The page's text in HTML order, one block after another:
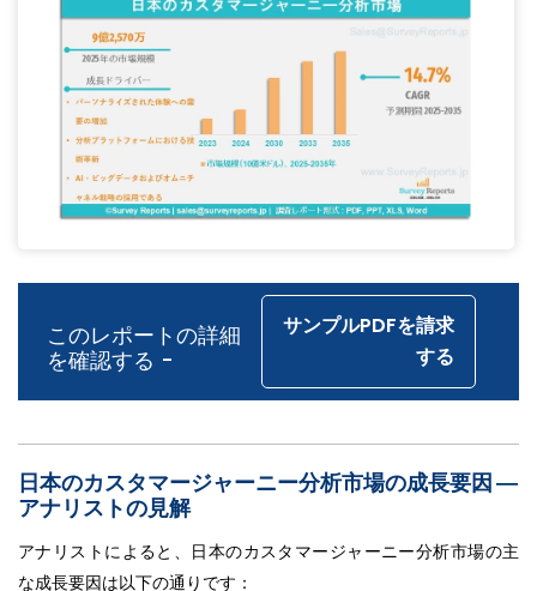
このレポートの詳細
を確認する -
サンプルPDFを請求
する
日本のカスタマージャーニー分析市場の成長要因 ―
アナリストの見解
アナリストによると、日本のカスタマージャーニー分析市場の主
な成長要因は以下の通りです：